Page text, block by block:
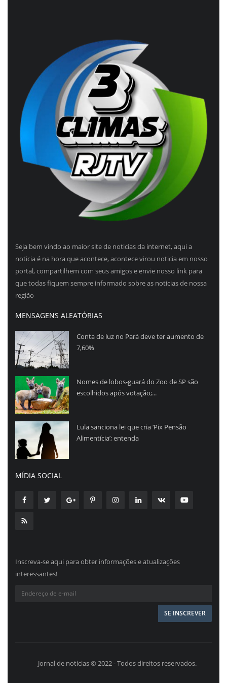
Seja bem vindo ao maior site de noticias da internet, aqui a
noticia é na hora que acontece, acontece virou noticia em nosso
portal, compartilhem com seus amigos e envie nosso link para
que todas fiquem sempre informado sobre as noticias de nossa
região
MENSAGENS ALEATÓRIAS
Conta de luz no Pará deve ter aumento de
7,60%
Nomes de lobos-guará do Zoo de SP são
escolhidos após votação;...
Lula sanciona lei que cria ‘Pix Pensão
Alimentícia’; entenda
MÍDIA SOCIAL
Inscreva-se aqui para obter informações e atualizações
interessantes!
Jornal de noticias © 2022 - Todos direitos reservados.